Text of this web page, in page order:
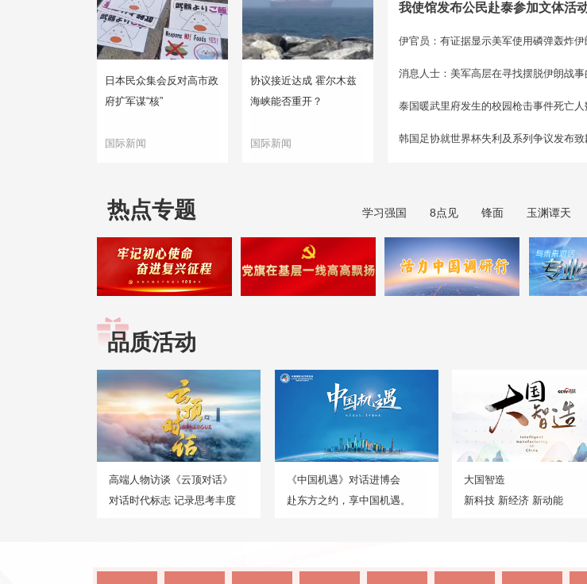
日本民众集会反对高市政
府扩军谋“核”
国际新闻
协议接近达成 霍尔木兹
海峡能否重开？
国际新闻
我使馆发布公民赴泰参加文体活
伊官员：有证据显示美军使用磷弹轰炸伊
消息人士：美军高层在寻找摆脱伊朗战事
泰国暖武里府发生的校园枪击事件死亡人
韩国足协就世界杯失利及系列争议发布致
热点专题 学习强国 8点见 锋面 玉渊谭天
品质活动
高端人物访谈《云顶对话》
对话时代标志 记录思考丰度
《中国机遇》对话进博会
赴东方之约，享中国机遇。
大国智造
新科技 新经济 新动能